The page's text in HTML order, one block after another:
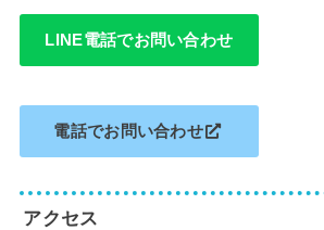
LINE電話でお問い合わせ
電話でお問い合わせ
アクセス